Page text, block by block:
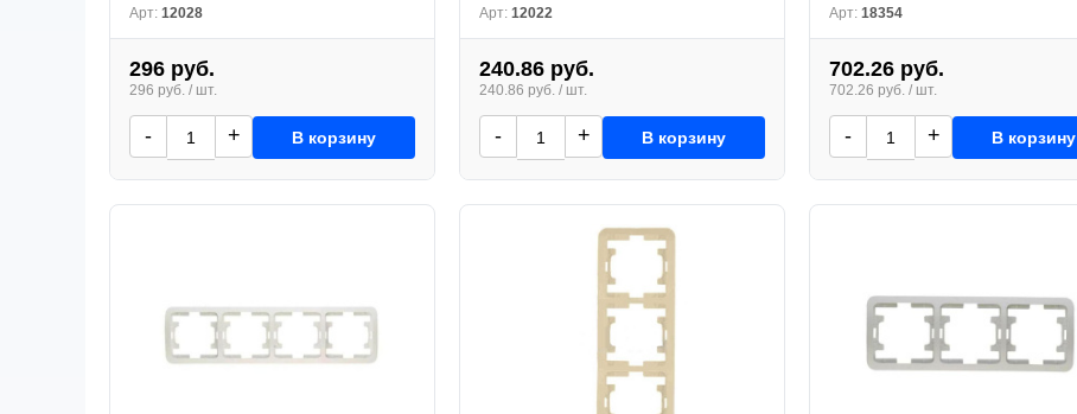
Арт: 12028
296 руб.
296 руб. / шт.
- + В корзину
Арт: 12022
240.86 руб.
240.86 руб. / шт.
- + В корзину
Арт: 18354
702.26 руб.
702.26 руб. / шт.
- + В корзину